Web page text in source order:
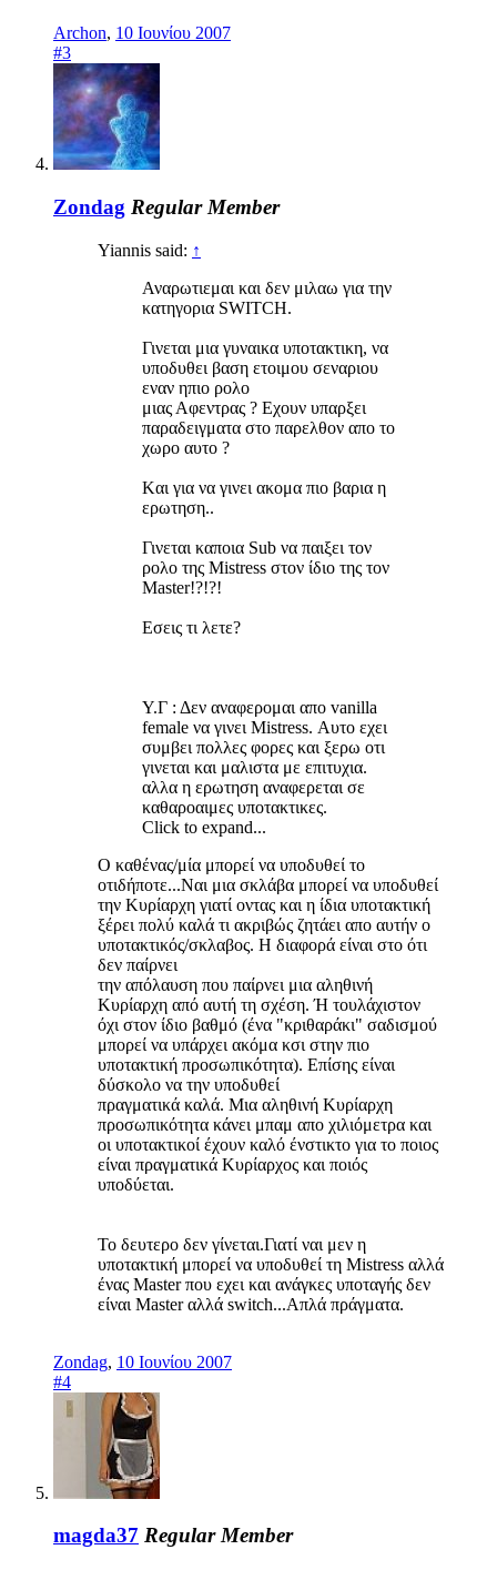
Archon, 10 Ιουνίου 2007
#3
Zondag Regular Member
Yiannis said: ↑
Αναρωτιεμαι και δεν μιλαω για την
κατηγορια SWITCH.
Γινεται μια γυναικα υποτακτικη, να
υποδυθει βαση ετοιμου σεναριου
εναν ηπιο ρολο
μιας Αφεντρας ? Εχουν υπαρξει
παραδειγματα στο παρελθον απο το
χωρο αυτο ?
Kαι για να γινει ακομα πιο βαρια η
ερωτηση..
Γινεται καποια Sub να παιξει τον
ρολο της Mistress στον ίδιο της τον
Master!?!?!
Εσεις τι λετε?
Y.Γ : Δεν αναφερομαι απο vanilla
female να γινει Mistress. Αυτο εχει
συμβει πολλες φορες και ξερω οτι
γινεται και μαλιστα με επιτυχια.
αλλα η ερωτηση αναφερεται σε
καθαροαιμες υποτακτικες.
Click to expand...
O καθένας/μία μπορεί να υποδυθεί το
οτιδήποτε...Ναι μια σκλάβα μπορεί να υποδυθεί
την Κυρίαρχη γιατί οντας και η ίδια υποτακτική
ξέρει πολύ καλά τι ακριβώς ζητάει απο αυτήν ο
υποτακτικός/σκλαβος. Η διαφορά είναι στο ότι
δεν παίρνει
την απόλαυση που παίρνει μια αληθινή
Κυρίαρχη από αυτή τη σχέση. Ή τουλάχιστον
όχι στον ίδιο βαθμό (ένα "κριθαράκι" σαδισμού
μπορεί να υπάρχει ακόμα κσι στην πιο
υποτακτική προσωπικότητα). Επίσης είναι
δύσκολο να την υποδυθεί
πραγματικά καλά. Μια αληθινή Κυρίαρχη
προσωπικότητα κάνει μπαμ απο χιλιόμετρα και
οι υποτακτικοί έχουν καλό ένστικτο για το ποιος
είναι πραγματικά Κυρίαρχος και ποιός
υποδύεται.
Το δευτερο δεν γίνεται.Γιατί ναι μεν η
υποτακτική μπορεί να υποδυθεί τη Mistress αλλά
ένας Μaster που εχει και ανάγκες υποταγής δεν
είναι Master αλλά switch...Απλά πράγματα.
Zondag, 10 Ιουνίου 2007
#4
magda37 Regular Member